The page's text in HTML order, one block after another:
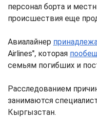
персонал борта и
происшествия еще
Авиалайнер
Airlines", которая
семьям погибших и
Расследованием
занимаются
Кыргызстан.